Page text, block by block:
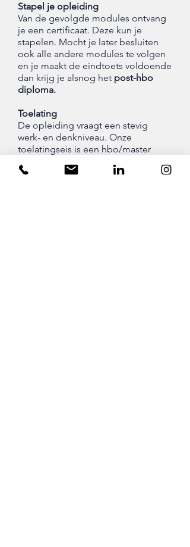
Stapel je opleiding
Van de gevolgde modules ontvang
je een certificaat. Deze kun je
stapelen. Mocht je later besluiten
ook alle andere modules te volgen
en je maakt de eindtoets voldoende
dan krijg je alsnog het post-hbo
diploma.
Toelating
De opleiding vraagt een stevig
werk- en denkniveau. Onze
toelatingseis is een hbo/master
niveau.